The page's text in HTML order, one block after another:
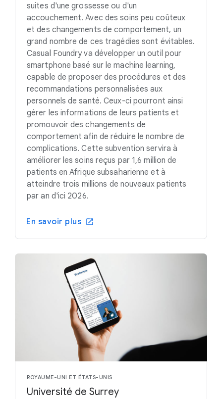
suites d'une grossesse ou d'un
accouchement. Avec des soins peu coûteux
et des changements de comportement, un
grand nombre de ces tragédies sont évitables.
Casual Foundry va développer un outil pour
smartphone basé sur le machine learning,
capable de proposer des procédures et des
recommandations personnalisées aux
personnels de santé. Ceux-ci pourront ainsi
gérer les informations de leurs patients et
promouvoir des changements de
comportement afin de réduire le nombre de
complications. Cette subvention servira à
améliorer les soins reçus par 1,6 million de
patients en Afrique subsaharienne et à
atteindre trois millions de nouveaux patients
par an d'ici 2026.
En savoir plus
ROYAUME-UNI ET ÉTATS-UNIS
Université de Surrey